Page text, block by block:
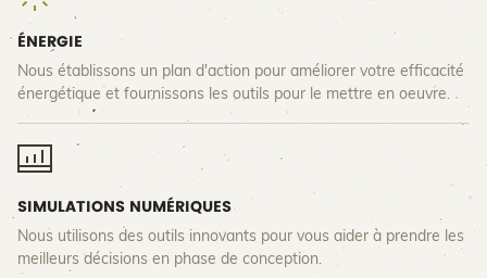
ÉNERGIE
Nous établissons un plan d'action pour améliorer votre efficacité
énergétique et fournissons les outils pour le mettre en oeuvre.
SIMULATIONS NUMÉRIQUES
Nous utilisons des outils innovants pour vous aider à prendre les
meilleurs décisions en phase de conception.